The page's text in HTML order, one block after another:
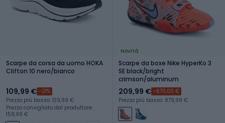
Scarpe da corsa da uomo HOKA
Clifton 10 nero/bianco
109,99 € -21%
Prezzo più basso: 139,99 €
Prezzo consigliato dal produttore:
159,99 €
Novità
Scarpe da boxe Nike HyperKo 3
SE black/bright
crimson/aluminum
209,99 € -670,00 €
Prezzo più basso: 879,99 €